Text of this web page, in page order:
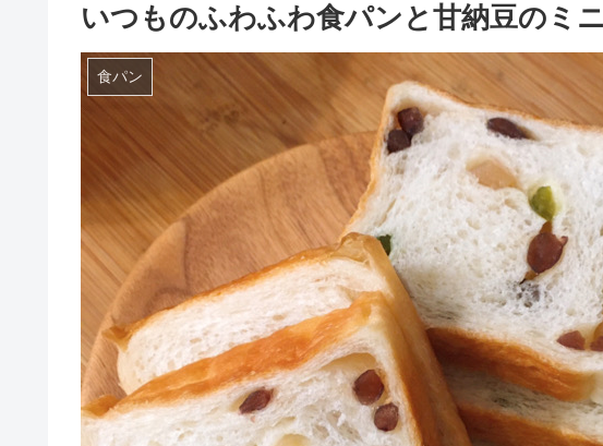
いつものふわふわ食パンと甘納豆のミ
食パン